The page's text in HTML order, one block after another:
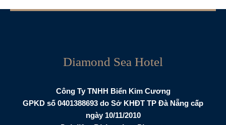
Diamond Sea Hotel
Công Ty TNHH Biển Kim Cương
GPKD số 0401388693 do Sở KHĐT TP Đà Nẵng cấp
ngày 10/11/2010